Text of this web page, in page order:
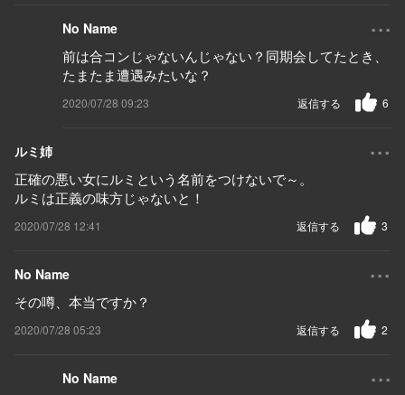
No Name ...
前は合コンじゃないんじゃない？同期会してたとき、
たまたま遭遇みたいな？
2020/07/28 09:23 6
返信する
ルミ姉 ...
正確の悪い女にルミという名前をつけないで～。
ルミは正義の味方じゃないと！
2020/07/28 12:41 3
返信する
No Name ...
その噂、本当ですか？
2020/07/28 05:23 2
返信する
No Name ...